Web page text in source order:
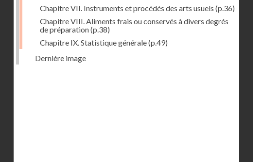
Chapitre VII. Instruments et procédés des arts usuels (p.36)
Chapitre VIII. Aliments frais ou conservés à divers degrés
de préparation(p.38)
Chapitre IX. Statistique générale(p.49)
Dernière image